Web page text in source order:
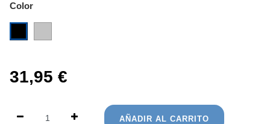
Color
31,95 €
AÑADIR AL CARRITO